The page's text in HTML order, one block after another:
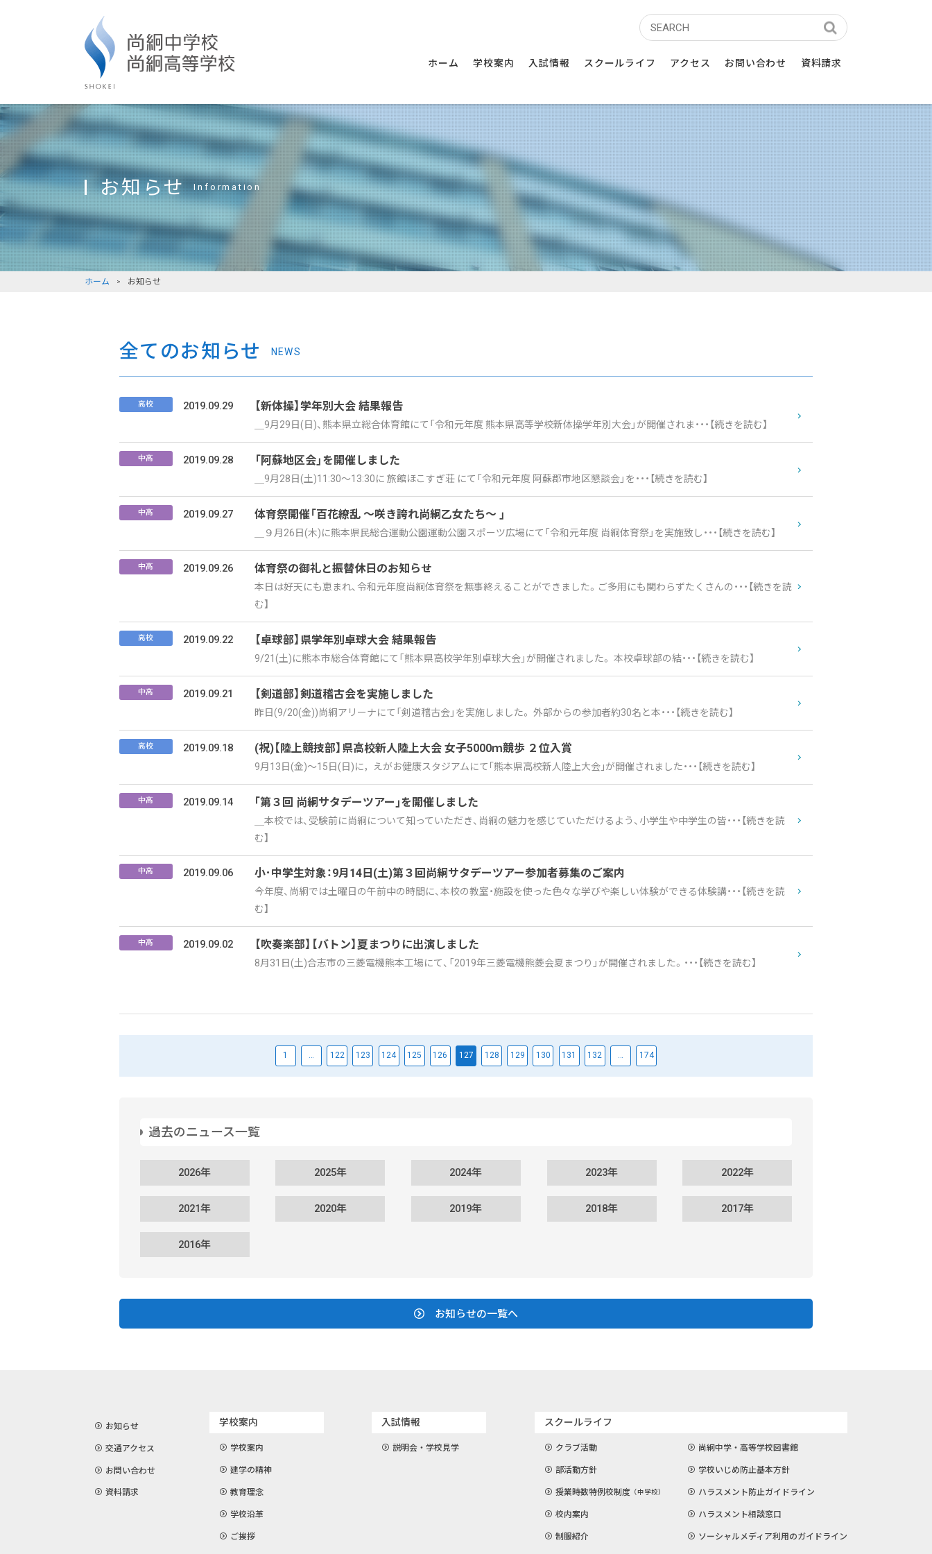
尚絅中学校・尚絅高等学校
ホーム 学校案内 入試情報 スクールライフ アクセス お問い合わせ 資料請求
お知らせ Information
ホーム お知らせ
全てのお知らせ NEWS
高校 2019.09.29 【新体操】学年別大会 結果報告
＿9月29日(日)、熊本県立総合体育館にて「令和元年度 熊本県高等学校新体操学年別大会」が開催されま・・・【続きを読む】
中高 2019.09.28 「阿蘇地区会」を開催しました
＿9月28日(土)11:30～13:30に 旅館ほこすぎ荘 にて「令和元年度 阿蘇郡市地区懇談会」を・・・【続きを読む】
中高 2019.09.27 体育祭開催「百花繚乱 ～咲き誇れ尚絅乙女たち～ 」
＿９月26日(木)に熊本県民総合運動公園運動公園スポーツ広場にて「令和元年度 尚絅体育祭」を実施致し・・・【続きを読む】
中高 2019.09.26 体育祭の御礼と振替休日のお知らせ
本日は好天にも恵まれ、令和元年度尚絅体育祭を無事終えることができました。ご多用にも関わらずたくさんの・・・【続きを読
む】
高校 2019.09.22 【卓球部】県学年別卓球大会 結果報告
9/21(土)に熊本市総合体育館にて「熊本県高校学年別卓球大会」が開催されました。 本校卓球部の結・・・【続きを読む】
中高 2019.09.21 【剣道部】剣道稽古会を実施しました
昨日(9/20(金))尚絅アリーナにて「剣道稽古会」を実施しました。 外部からの参加者約30名と本・・・【続きを読む】
高校 2019.09.18 (祝)【陸上競技部】県高校新人陸上大会 女子5000ｍ競歩 ２位入賞
9月13日(金)～15日(日)に，えがお健康スタジアムにて｢熊本県高校新人陸上大会｣が開催されました・・・【続きを読む】
中高 2019.09.14 ｢第３回 尚絅サタデーツアー｣を開催しました
＿本校では、受験前に尚絅について知っていただき、尚絅の魅力を感じていただけるよう、小学生や中学生の皆・・・【続きを読
む】
中高 2019.09.06 小･中学生対象：9月14日(土)第３回尚絅サタデーツアー参加者募集のご案内
今年度、尚絅では土曜日の午前中の時間に、本校の教室・施設を使った色々な学びや楽しい体験ができる体験講・・・【続きを読
む】
中高 2019.09.02 【吹奏楽部】【バトン】夏まつりに出演しました
8月31日(土)合志市の三菱電機熊本工場にて、「2019年三菱電機熊菱会夏まつり」が開催されました。・・・【続きを読む】
1 … 122 123 124 125 126 127 128 129 130 131 132 … 174
過去のニュース一覧
2026年 2025年 2024年 2023年 2022年
2021年 2020年 2019年 2018年 2017年
2016年
お知らせの一覧へ
お知らせ
交通アクセス
お問い合わせ
資料請求
学校案内
学校案内
建学の精神
教育理念
学校沿革
ご挨拶
入試情報
説明会・学校見学
スクールライフ
クラブ活動
部活動方針
授業時数特例校制度（中学校）
校内案内
制服紹介
尚絅中学・高等学校図書館
学校いじめ防止基本方針
ハラスメント防止ガイドライン
ハラスメント相談窓口
ソーシャルメディア利用のガイドライン